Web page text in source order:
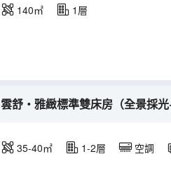
140㎡ 1層
雲舒・雅緻標準雙床房（全景採光
35-40㎡ 1-2層 空調